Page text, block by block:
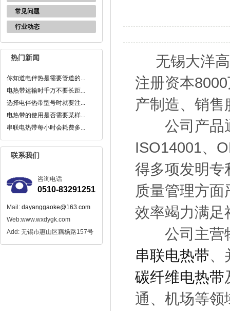
常见问题
行业动态
热门新闻
你知道电伴热是需要管道的...
电热带运输时千万不要长距...
选择电伴热带型号时就要注...
电热带的使用是否需要某样...
串联电热带每小时会耗费多...
联系我们
咨询电话
0510-83291251
Mail: dayanggaoke@163.com
Web:www.wxdygk.com
Add: 无锡市惠山区藕杨路157号
无锡大洋高
注册资本
产制造、销售
公司产品通
ISO14001、
得多项发明专
质量管理方
效率竭力满足
公司主营物
串联电热带、
碳纤维电热带
通、机场等领